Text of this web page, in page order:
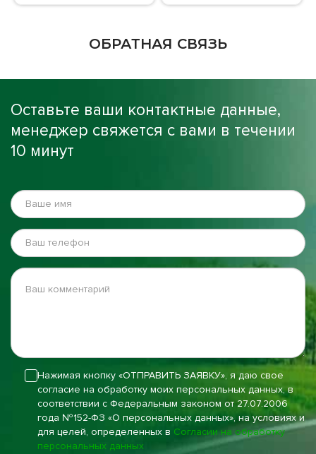
ОБРАТНАЯ СВЯЗЬ
Оставьте ваши контактные данные,
менеджер свяжется с вами в течении
10 минут
Нажимая кнопку «ОТПРАВИТЬ ЗАЯВКУ», я даю свое
согласие на обработку моих персональных данных, в
соответствии с Федеральным законом от 27.07.2006
года №152-ФЗ «О персональных данных», на условиях и
для целей, определенных в Согласии на обработку
персональных данных